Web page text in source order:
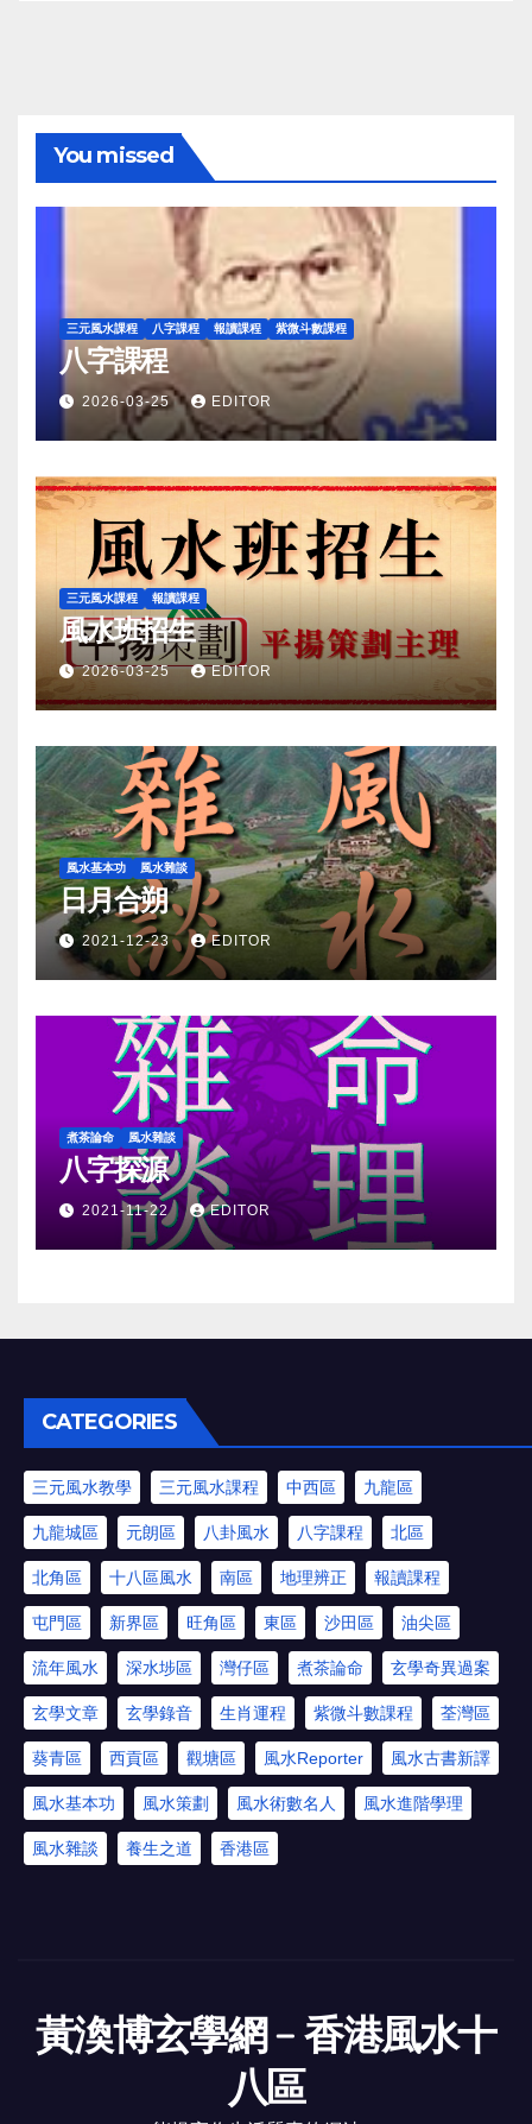
You missed
三元風水課程 八字課程 報讀課程 紫微斗數課程
八字課程
2026-03-25 EDITOR
三元風水課程 報讀課程
風水班招生
2026-03-25 EDITOR
風水基本功 風水雜談
日月合朔
2021-12-23 EDITOR
煮茶論命 風水雜談
八字探源
2021-11-22 EDITOR
CATEGORIES
三元風水教學 三元風水課程 中西區 九龍區
九龍城區 元朗區 八卦風水 八字課程 北區
北角區 十八區風水 南區 地理辨正 報讀課程
屯門區 新界區 旺角區 東區 沙田區 油尖區
流年風水 深水埗區 灣仔區 煮茶論命 玄學奇異過案
玄學文章 玄學錄音 生肖運程 紫微斗數課程 荃灣區
葵青區 西貢區 觀塘區 風水Reporter 風水古書新譯
風水基本功 風水策劃 風水術數名人 風水進階學理
風水雜談 養生之道 香港區
黃渙博玄學網﹣香港風水十
八區